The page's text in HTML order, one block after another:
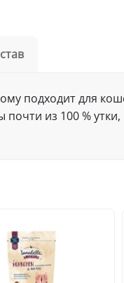
подходит для
из 100 %